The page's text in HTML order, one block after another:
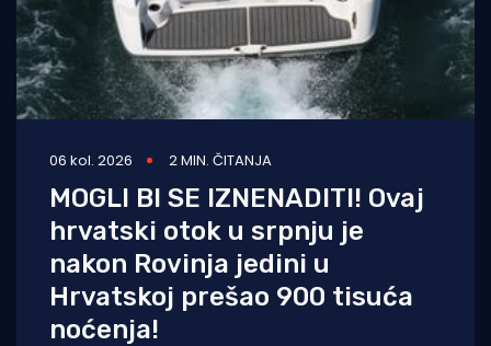
06 kol. 2026 2 MIN. ČITANJA
MOGLI BI SE IZNENADITI! Ovaj
hrvatski otok u srpnju je
nakon Rovinja jedini u
Hrvatskoj prešao 900 tisuća
noćenja!